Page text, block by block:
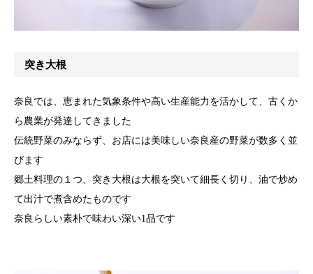
突き大根
奈良では、恵まれた気象条件や高い生産能力を活かして、古くか
ら農業が発達してきました
伝統野菜のみならず、お店には美味しい奈良産の野菜が数多く並
びます
郷土料理の１つ、突き大根は大根を突いて細長く切り、油で炒め
て出汁で煮含めたものです
奈良らしい素朴で味わい深い1品です